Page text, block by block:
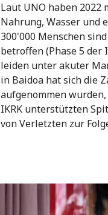
Laut UNO haben 2022
Nahrung, Wasser und
300'000 Menschen
betroffen (Phase 5 der
leiden unter akuter
in Baidoa hat sich die
aufgenommen
IKRK unterstützten
von Verletzten zur